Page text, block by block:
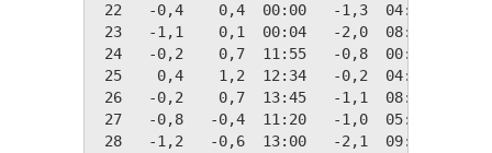
22   -0,4    0,4  00:00   -1,3  04:15
23   -1,1    0,1  00:04   -2,0  08:45
24   -0,2    0,7  11:55   -0,8  00:35
25    0,4    1,2  12:34   -0,2  04:25
26   -0,2    0,7  13:45   -1,1  08:12
27   -0,8   -0,4  11:20   -1,0  05:30
28   -1,2   -0,6  13:00   -2,1  09:00